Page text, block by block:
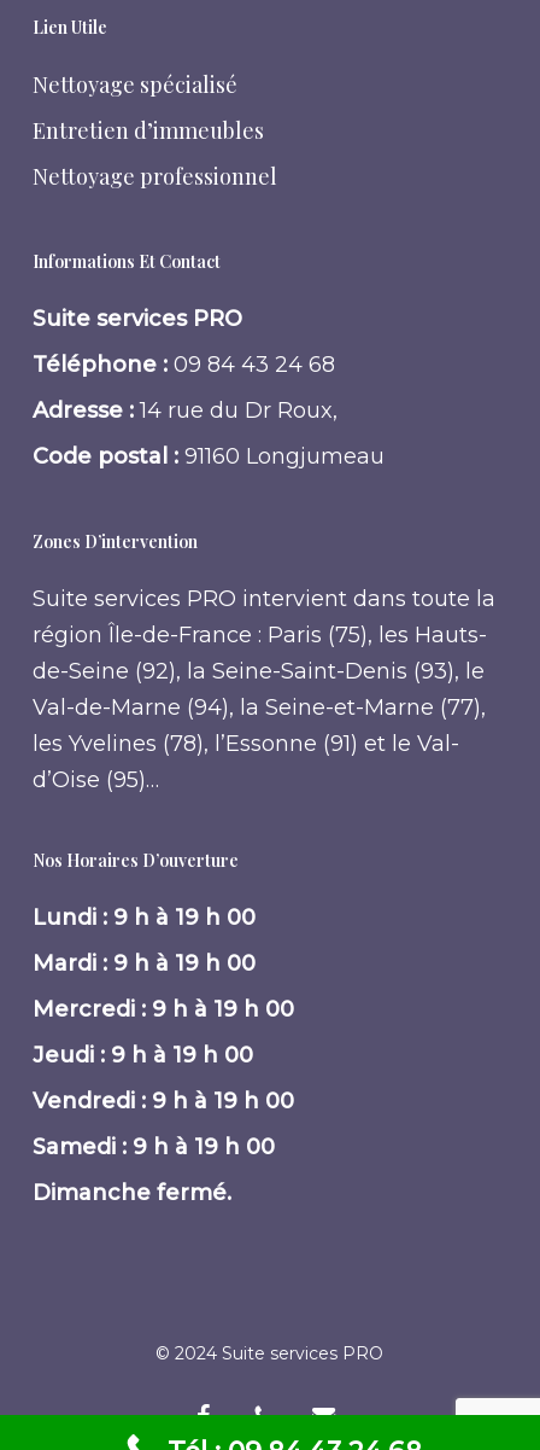
Lien Utile
Nettoyage spécialisé
Entretien d’immeubles
Nettoyage professionnel
Informations Et Contact
Suite services PRO
Téléphone :09 84 43 24 68
Adresse :14 rue du Dr Roux,
Code postal : 91160 Longjumeau
Zones D’intervention
Suite services PRO intervient dans toute la
région Île-de-France : Paris (75), les Hauts-
de-Seine (92), la Seine-Saint-Denis (93), le
Val-de-Marne (94), la Seine-et-Marne (77),
les Yvelines (78), l’Essonne (91) et le Val-
d’Oise (95)…
Nos Horaires D’ouverture
Lundi : 9 h à 19 h 00
Mardi : 9 h à 19 h 00
Mercredi : 9 h à 19 h 00
Jeudi : 9 h à 19 h 00
Vendredi : 9 h à 19 h 00
Samedi : 9 h à 19 h 00
Dimanche fermé.
© 2024 Suite services PRO
facebookphoneemail